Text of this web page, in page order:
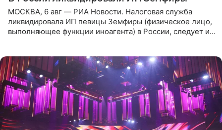
МОСКВА, 6 авг — РИА Новости. Налоговая служба
ликвидировала ИП певицы Земфиры (физическое лицо,
выполняющее функции иноагента) в России, следует из